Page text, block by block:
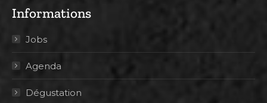
Informations
Jobs
Agenda
Dégustation